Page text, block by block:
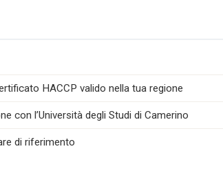
HACCP valido nella tua regione
con l’Università degli Studi di Camerino
di riferimento